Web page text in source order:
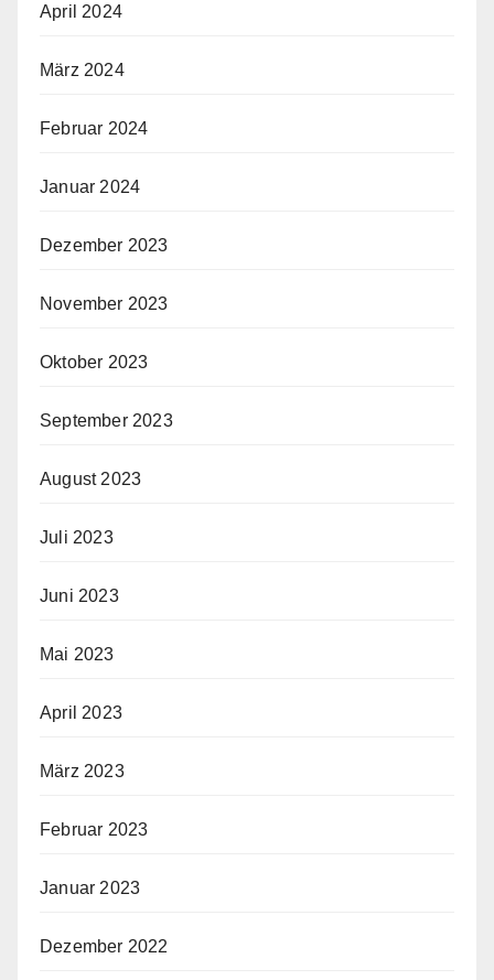
April 2024
März 2024
Februar 2024
Januar 2024
Dezember 2023
November 2023
Oktober 2023
September 2023
August 2023
Juli 2023
Juni 2023
Mai 2023
April 2023
März 2023
Februar 2023
Januar 2023
Dezember 2022